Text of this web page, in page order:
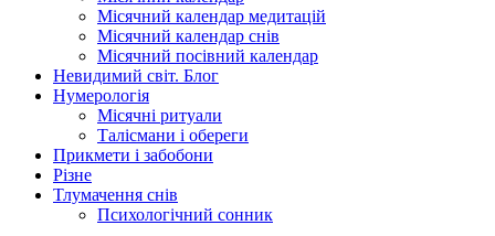
Місячний календар медитацій
Місячний календар снів
Місячний посівний календар
Невидимий світ. Блог
Нумерологія
Місячні ритуали
Талісмани і обереги
Прикмети і забобони
Різне
Тлумачення снів
Психологічний сонник